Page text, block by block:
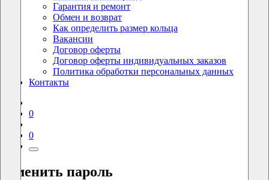
Гарантия и ремонт
Обмен и возврат
Как определить размер кольца
Вакансии
Договор оферты
Договор оферты индивидуальных заказов
Политика обработки персональных данных
Контакты
0
0
Сменить пароль